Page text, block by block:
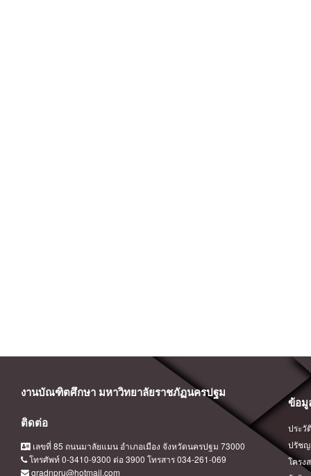
งานบัณฑิตศึกษา มหาวิทยาลัยราชภัฏนครปฐม
ติดต่อ
เลขที่ 85 ถนนมาลัยแมน อำเภอเมือง จังหวัดนครปฐม 73000
โทรศัพท์ 0-3410-9300 ต่อ 3900 โทรสาร 034-261-069
gradnpru@hotmail.com
ข้อมู
ประวั
ปรัช
โครง